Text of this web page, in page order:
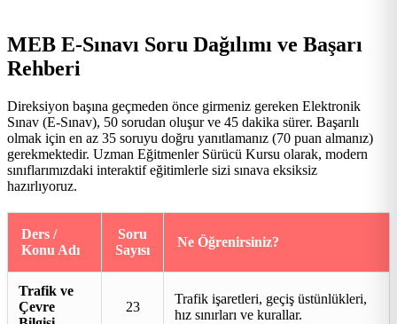
MEB E-Sınavı Soru Dağılımı ve Başarı
Rehberi
Direksiyon başına geçmeden önce girmeniz gereken Elektronik
Sınav (E-Sınav), 50 sorudan oluşur ve 45 dakika sürer. Başarılı
olmak için en az 35 soruyu doğru yanıtlamanız (70 puan almanız)
gerekmektedir. Uzman Eğitmenler Sürücü Kursu olarak, modern
sınıflarımızdaki interaktif eğitimlerle sizi sınava eksiksiz
hazırlıyoruz.
Ders /
Konu Adı
Soru
Sayısı
Ne Öğrenirsiniz?
Trafik ve
Çevre
23
Trafik işaretleri, geçiş üstünlükleri,
hız sınırları ve kurallar.